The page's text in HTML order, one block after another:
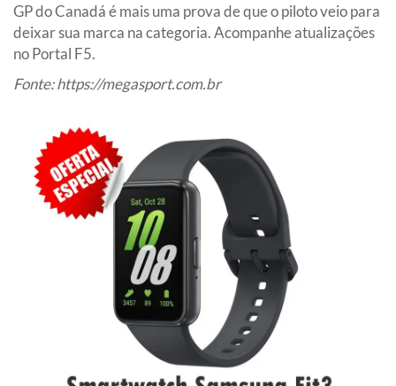
GP do Canadá é mais uma prova de que o piloto veio para
deixar sua marca na categoria. Acompanhe atualizações
no Portal F5.
Fonte:https://megasport.com.br